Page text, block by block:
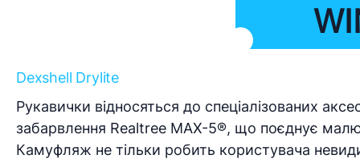
Dexshell Drylite
Рукавички відносяться до спеціалізованих
забарвлення Realtree MAX-5®, що поєднує
Камуфляж не тільки робить користувача